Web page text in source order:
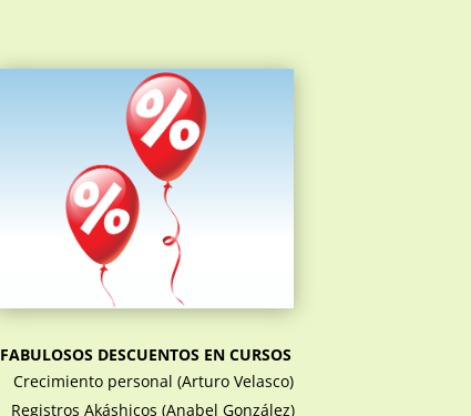
FABULOSOS DESCUENTOS EN CURSOS
Crecimiento personal (Arturo Velasco)
Registros Akáshicos (Anabel González)